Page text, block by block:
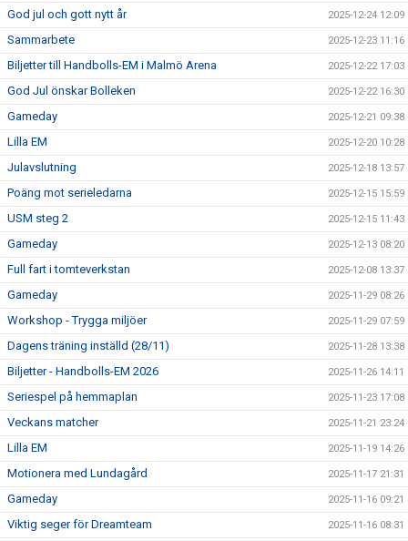
God jul och gott nytt år 2025-12-24 12:09
Sammarbete 2025-12-23 11:16
Biljetter till Handbolls-EM i Malmö Arena 2025-12-22 17:03
God Jul önskar Bolleken 2025-12-22 16:30
Gameday 2025-12-21 09:38
Lilla EM 2025-12-20 10:28
Julavslutning 2025-12-18 13:57
Poäng mot serieledarna 2025-12-15 15:59
USM steg 2 2025-12-15 11:43
Gameday 2025-12-13 08:20
Full fart i tomteverkstan 2025-12-08 13:37
Gameday 2025-11-29 08:26
Workshop - Trygga miljöer 2025-11-29 07:59
Dagens träning inställd (28/11) 2025-11-28 13:38
Biljetter - Handbolls-EM 2026 2025-11-26 14:11
Seriespel på hemmaplan 2025-11-23 17:08
Veckans matcher 2025-11-21 23:24
Lilla EM 2025-11-19 14:26
Motionera med Lundagård 2025-11-17 21:31
Gameday 2025-11-16 09:21
Viktig seger för Dreamteam 2025-11-16 08:31